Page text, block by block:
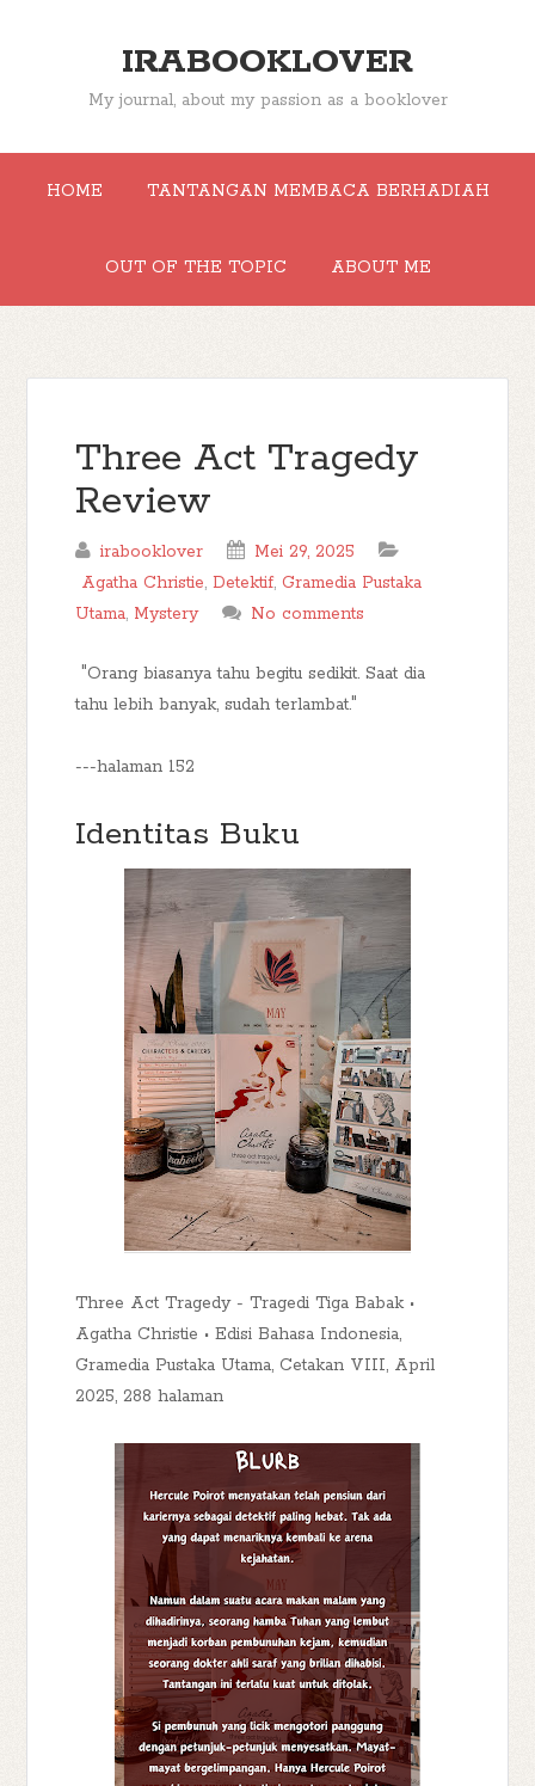
IRABOOKLOVER
My journal, about my passion as a booklover
HOME TANTANGAN MEMBACA BERHADIAH
OUT OF THE TOPIC ABOUT ME
Three Act Tragedy
Review
irabooklover
Mei 29, 2025
Agatha Christie,Detektif, Gramedia Pustaka
Utama, Mystery No comments
"Orang biasanya tahu begitu sedikit. Saat dia
tahu lebih banyak, sudah terlambat."
---halaman 152
Identitas Buku
Three Act Tragedy - Tragedi Tiga Babak •
Agatha Christie • Edisi Bahasa Indonesia,
Gramedia Pustaka Utama, Cetakan VIII, April
2025, 288 halaman